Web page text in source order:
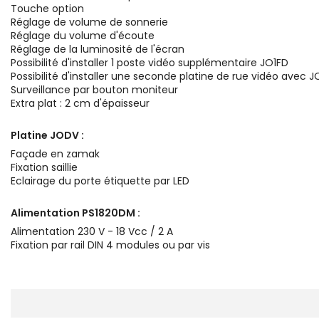
Touche option
Réglage de volume de sonnerie
Réglage du volume d'écoute
Réglage de la luminosité de l'écran
Possibilité d'installer 1 poste vidéo supplémentaire JO1FD
Possibilité d'installer une seconde platine de rue vidéo avec
Surveillance par bouton moniteur
Extra plat : 2 cm d'épaisseur
Platine JODV :
Façade en zamak
Fixation saillie
Eclairage du porte étiquette par LED
Alimentation PS1820DM :
Alimentation 230 V - 18 Vcc / 2 A
Fixation par rail DIN 4 modules ou par vis